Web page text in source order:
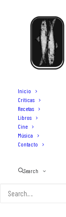
Inicio
Críticas
Recetas
Libros
Cine
Música
Contacto
Search